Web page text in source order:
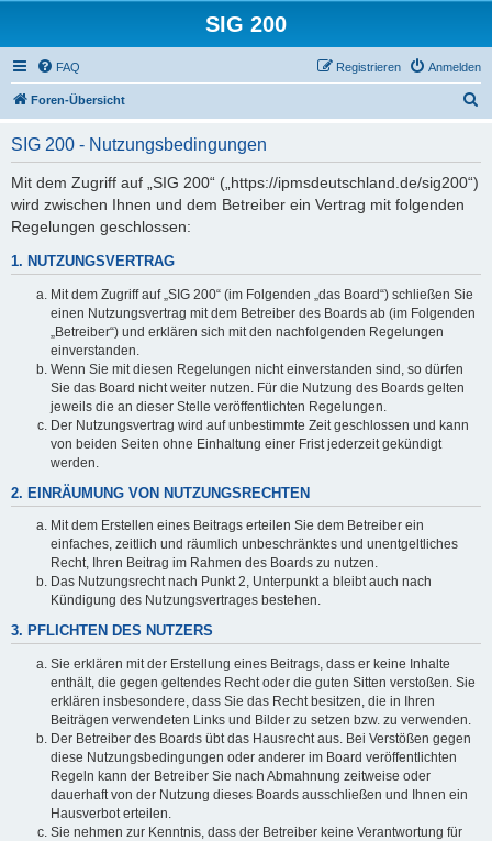
SIG 200
FAQ Anmelden
Registrieren
Foren-Übersicht
SIG 200 - Nutzungsbedingungen
Mit dem Zugriff auf „SIG 200“ („https://ipmsdeutschland.de/sig200“)
wird zwischen Ihnen und dem Betreiber ein Vertrag mit folgenden
Regelungen geschlossen:
1. NUTZUNGSVERTRAG
Mit dem Zugriff auf „SIG 200“ (im Folgenden „das Board“) schließen Sie
einen Nutzungsvertrag mit dem Betreiber des Boards ab (im Folgenden
„Betreiber“) und erklären sich mit den nachfolgenden Regelungen
einverstanden.
Wenn Sie mit diesen Regelungen nicht einverstanden sind, so dürfen
Sie das Board nicht weiter nutzen. Für die Nutzung des Boards gelten
jeweils die an dieser Stelle veröffentlichten Regelungen.
Der Nutzungsvertrag wird auf unbestimmte Zeit geschlossen und kann
von beiden Seiten ohne Einhaltung einer Frist jederzeit gekündigt
werden.
2. EINRÄUMUNG VON NUTZUNGSRECHTEN
Mit dem Erstellen eines Beitrags erteilen Sie dem Betreiber ein
einfaches, zeitlich und räumlich unbeschränktes und unentgeltliches
Recht, Ihren Beitrag im Rahmen des Boards zu nutzen.
Das Nutzungsrecht nach Punkt 2, Unterpunkt a bleibt auch nach
Kündigung des Nutzungsvertrages bestehen.
3. PFLICHTEN DES NUTZERS
Sie erklären mit der Erstellung eines Beitrags, dass er keine Inhalte
enthält, die gegen geltendes Recht oder die guten Sitten verstoßen. Sie
erklären insbesondere, dass Sie das Recht besitzen, die in Ihren
Beiträgen verwendeten Links und Bilder zu setzen bzw. zu verwenden.
Der Betreiber des Boards übt das Hausrecht aus. Bei Verstößen gegen
diese Nutzungsbedingungen oder anderer im Board veröffentlichten
Regeln kann der Betreiber Sie nach Abmahnung zeitweise oder
dauerhaft von der Nutzung dieses Boards ausschließen und Ihnen ein
Hausverbot erteilen.
Sie nehmen zur Kenntnis, dass der Betreiber keine Verantwortung für